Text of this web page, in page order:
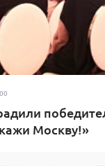
Москву!»